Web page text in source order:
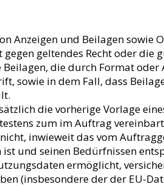
Anzeigen und Beilagen
geltendes Recht oder
die durch Format oder
sowie in dem Fall, dass
die vorherige Vorlage
zum im Auftrag
inwieweit das vom
und seinen Bedürfnissen
ermöglicht,
(insbesondere der der EU-